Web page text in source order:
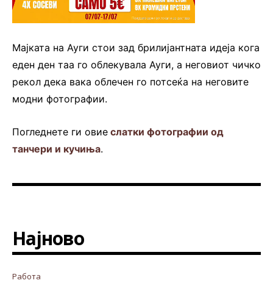
Мајката на Ауги стои зад брилијантната идеја кога
еден ден таа го облекувала Ауги, а неговиот чичко
рекол дека вака облечен го потсеќа на неговите
модни фотографии.
Погледнете ги овие слатки фотографии од
танчери и кучиња.
Најново
Работа